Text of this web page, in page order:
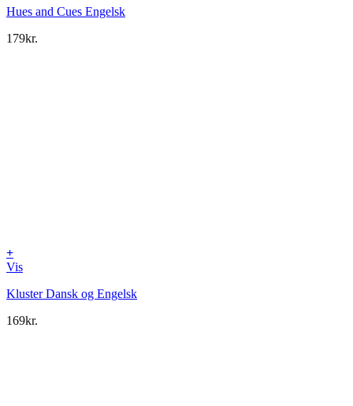
Hues and Cues Engelsk
179kr.
+
Vis
Kluster Dansk og Engelsk
169kr.